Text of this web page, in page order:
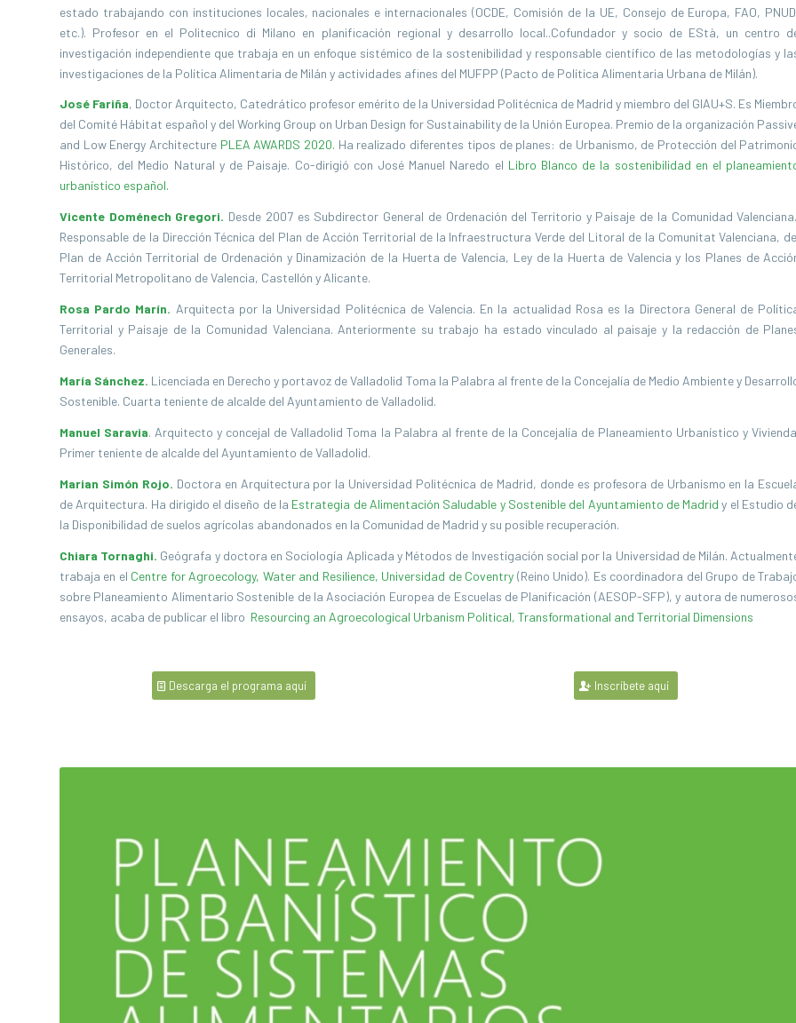
estado trabajando con instituciones locales, nacionales e internacionales (OCDE, Comisión de la UE, Consejo de Europa, FAO,
etc.). Profesor en el Politecnico di Milano en planificación regional y desarrollo local..Cofundador y socio de EStà, un centro
investigación independiente que trabaja en un enfoque sistémico de la sostenibilidad y responsable científico de las metodologías y
investigaciones de la Política Alimentaria de Milán y actividades afines del MUFPP (Pacto de Política Alimentaria Urbana de Milán).
José Fariña, Doctor Arquitecto, Catedrático profesor emérito de la Universidad Politécnica de Madrid y miembro del GIAU+S. Es
del Comité Hábitat español y del Working Group on Urban Design for Sustainability de la Unión Europea. Premio de la organización
and Low Energy Architecture PLEA AWARDS 2020. Ha realizado diferentes tipos de planes: de Urbanismo, de Protección del
Histórico, del Medio Natural y de Paisaje. Co-dirigió con José Manuel Naredo el Libro Blanco de la sostenibilidad en el
urbanístico español.
Vicente Doménech Gregori. Desde 2007 es Subdirector General de Ordenación del Territorio y Paisaje de la Comunidad Valenciana.
Responsable de la Dirección Técnica del Plan de Acción Territorial de la Infraestructura Verde del Litoral de la Comunitat Valenciana,
Plan de Acción Territorial de Ordenación y Dinamización de la Huerta de Valencia, Ley de la Huerta de Valencia y los Planes de
Territorial Metropolitano de Valencia, Castellón y Alicante.
Rosa Pardo Marín. Arquitecta por la Universidad Politécnica de Valencia. En la actualidad Rosa es la Directora General de
Territorial y Paisaje de la Comunidad Valenciana. Anteriormente su trabajo ha estado vinculado al paisaje y la redacción de
Generales.
María Sánchez. Licenciada en Derecho y portavoz de Valladolid Toma la Palabra al frente de la Concejalía de Medio Ambiente y
Sostenible. Cuarta teniente de alcalde del Ayuntamiento de Valladolid.
Manuel Saravia. Arquitecto y concejal de Valladolid Toma la Palabra al frente de la Concejalía de Planeamiento Urbanístico y
Primer teniente de alcalde del Ayuntamiento de Valladolid.
Marian Simón Rojo. Doctora en Arquitectura por la Universidad Politécnica de Madrid, donde es profesora de Urbanismo en la
de Arquitectura. Ha dirigido el diseño de la Estrategia de Alimentación Saludable y Sostenible del Ayuntamiento de Madrid y el Estudio
la Disponibilidad de suelos agrícolas abandonados en la Comunidad de Madrid y su posible recuperación.
Chiara Tornaghi. Geógrafa y doctora en Sociología Aplicada y Métodos de Investigación social por la Universidad de Milán.
trabaja en el Centre for Agroecology, Water and Resilience, Universidad de Coventry (Reino Unido). Es coordinadora del Grupo de
sobre Planeamiento Alimentario Sostenible de la Asociación Europea de Escuelas de Planificación (AESOP-SFP), y autora de
ensayos, acaba de publicar el libro Resourcing an Agroecological Urbanism Political, Transformational and Territorial Dimensions
Descarga el programa aquí Inscríbete aquí